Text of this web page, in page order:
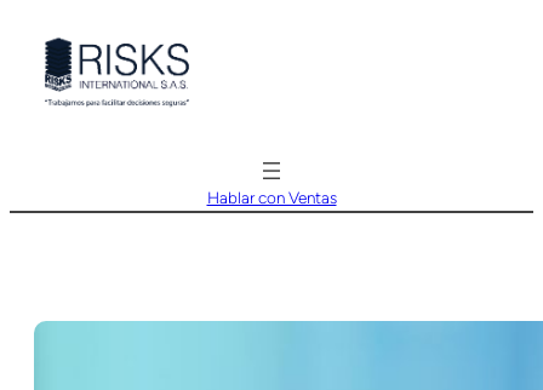
contenido
Hablar con Ventas